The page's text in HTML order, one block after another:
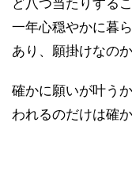
ど八つ当たりする
一年心穏やかに暮
あり、願掛けなの
確かに願いが叶う
われるのだけは確か